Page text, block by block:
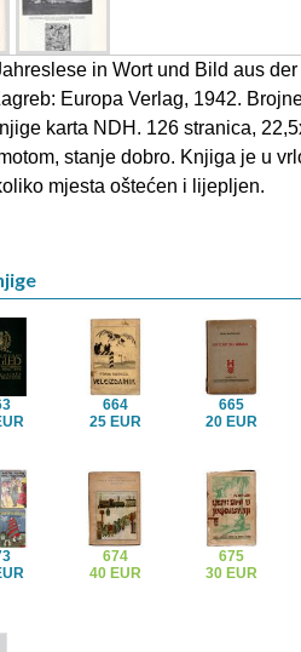
in Wort und Bild aus der
Europa Verlag, 1942.
karta NDH. 126 stranica,
stanje dobro. Knjiga je u
mjesta oštećen i lijepljen.
664
25 EUR
665
20 EUR
674
40 EUR
675
30 EUR